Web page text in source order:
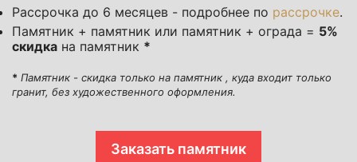
Рассрочка до 6 месяцев - подробнее по рассрочке.
Памятник + памятник или памятник + ограда = 5%
скидка на памятник *
* Памятник - скидка только на памятник , куда входит только
гранит, без художественного оформления.
Заказать памятник